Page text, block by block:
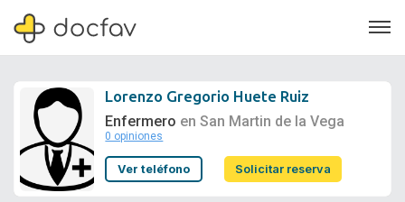
Soporte
Lorenzo Gregorio Huete Ruiz
Enfermero en San Martin de la Vega
0 opiniones
Ver teléfono Solicitar reserva